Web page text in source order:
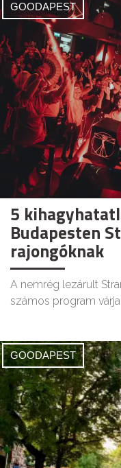
GOODAPEST
5
Budapesten
rajongóknak
A nemrég lezárult
számos program
GOODAPEST